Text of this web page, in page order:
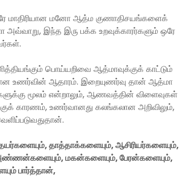
மாதிரியான மனோ ஆத்ம குணாதிசயங்களைக்
அவ்வாறு, இந்த இரு பக்க உறவுக்காரர்களும் ஒரே
பொய்யறிவை ஆத்மாவுக்குக் காட்டும்
உணர்வின் ஆதாரம். இறையுணர்வு தான் ஆத்மா
மூலம் என்றாலும், ஆணவத்தின் விளைவுகள்
காரணம், உணர்வானது கலங்கலான அறிவிலும்,
தாத்தாக்களையும், ஆசிரியர்களையும்,
மகன்களையும், பேரன்களையும்,
பார்த்தான்,